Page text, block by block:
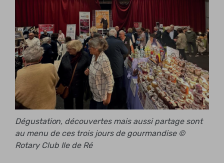
Dégustation, découvertes mais aussi partage sont
au menu de ces trois jours de gourmandise ©
Rotary Club Ile de Ré